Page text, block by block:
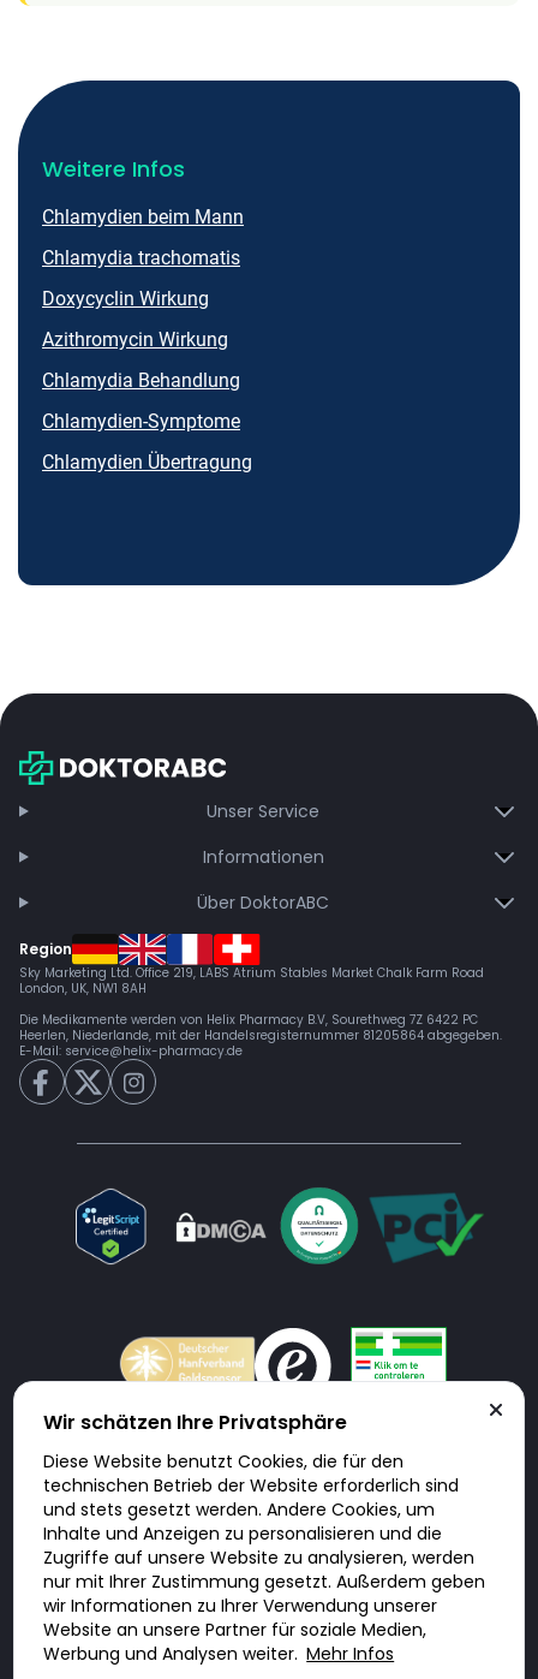
Weitere Infos
Chlamydien beim Mann
Chlamydia trachomatis
Doxycyclin Wirkung
Azithromycin Wirkung
Chlamydia Behandlung
Chlamydien-Symptome
Chlamydien Übertragung
Unser Service
Informationen
Über DoktorABC
Region
Sky Marketing Ltd. Office 219, LABS Atrium Stables Market Chalk Farm Road
London, UK, NW1 8AH
Die Medikamente werden von Helix Pharmacy B.V, Sourethweg 7Z 6422 PC
Heerlen, Niederlande, mit der Handelsregisternummer 81205864 abgegeben.
E-Mail: service@helix-pharmacy.de
Doktorabc.com ist eine Vermittlungsplattform. Doktorabc ist ausdrücklich
keine Internetapotheke. Doktorabc bietet keine Medikamente oder
sonstige Produkte an oder liefert diese. Jegliche Informationen zu
Produkten, Medikamenten und Preisen auf der Internetseite beinhalten
kein Angebot von Doktorabc an Sie. Für die Einhaltung der in Ihrem Land
geltenden Gesetze und sonstigen Rechtsvorschriften sind Sie als Nutzer
selbst verantwortlich. Die Nutzung unseres Services auf Doktorabc durch
Sie erfolgt auf eigenes Risiko und in eigener Verantwortung. Sie erklären,
diese Internetseite aus eigener Initiative zu besuchen und zu nutzen.
Wir schätzen Ihre Privatsphäre
Diese Website benutzt Cookies, die für den
technischen Betrieb der Website erforderlich sind
und stets gesetzt werden. Andere Cookies, um
Inhalte und Anzeigen zu personalisieren und die
Zugriffe auf unsere Website zu analysieren, werden
nur mit Ihrer Zustimmung gesetzt. Außerdem geben
wir Informationen zu Ihrer Verwendung unserer
Website an unsere Partner für soziale Medien,
Werbung und Analysen weiter. Mehr Infos